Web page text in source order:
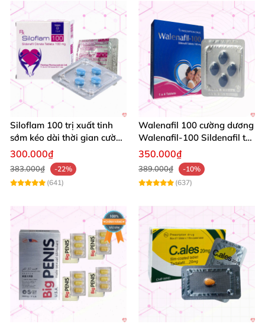
Siloflam 100 trị xuất tinh
sớm kéo dài thời gian cường
dương Nam giới
300.000₫
383.000₫
-22%
(641)
Walenafil 100 cường dương
Walenafil-100 Sildenafil trị
xuất tinh sớm tăng sinh lý
kéo dài thời gian
350.000₫
389.000₫
-10%
(637)